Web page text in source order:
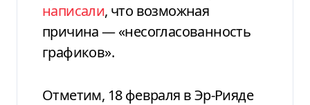
написали, что возможная
причина — «несогласованность
графиков».
Отметим, 18 февраля в Эр-Рияде